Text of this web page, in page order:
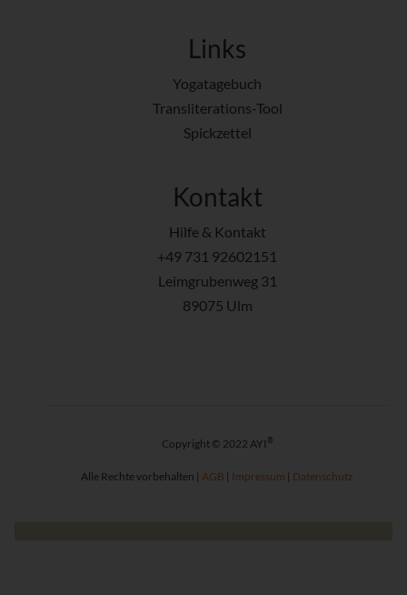
Links
Yogatagebuch
Transliterations-Tool
Spickzettel
Kontakt
Hilfe & Kontakt
+49 731 92602151
Leimgrubenweg 31
89075 Ulm
Copyright © 2022 AYI ®
Alle Rechte vorbehalten | AGB | Impressum | Datenschutz